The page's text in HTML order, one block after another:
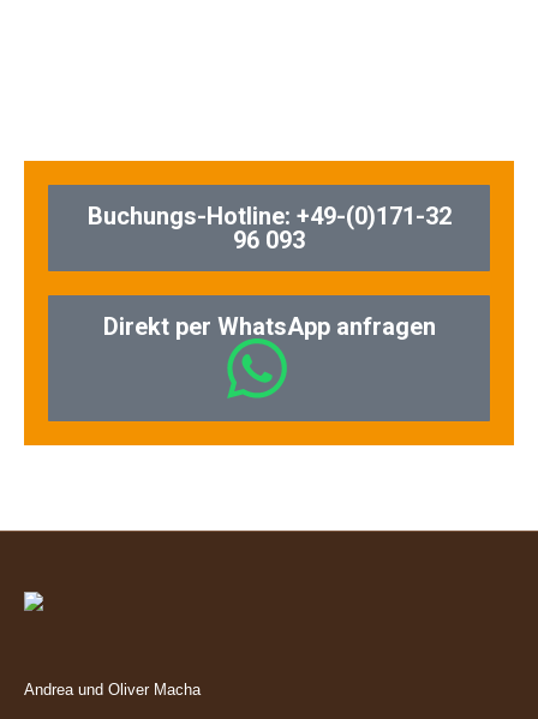
Buchungs-Hotline: +49-(0)171-32
96 093
Direkt per WhatsApp anfragen
Andrea und Oliver Macha